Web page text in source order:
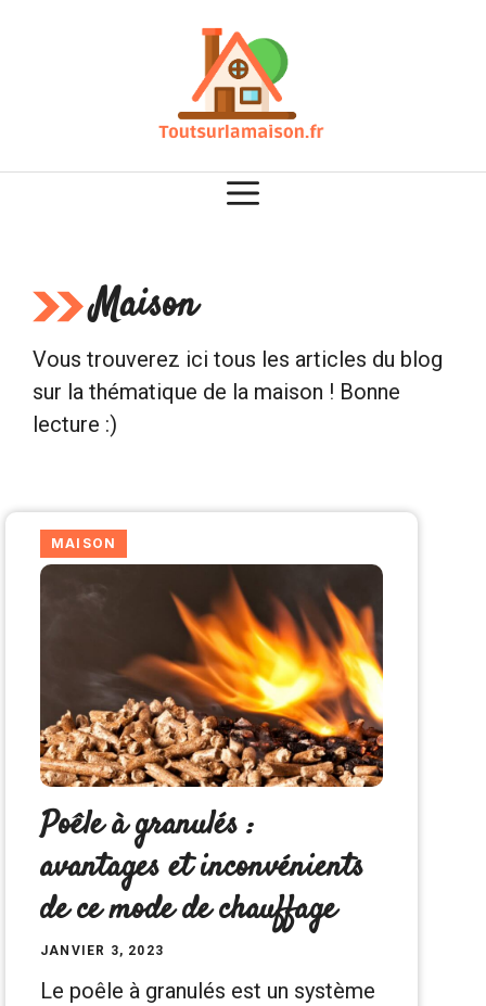
Maison
Vous trouverez ici tous les articles du blog
sur la thématique de la maison ! Bonne
lecture :)
MAISON
Poêle à granulés :
avantages et inconvénients
de ce mode de chauffage
JANVIER 3, 2023
Le poêle à granulés est un système